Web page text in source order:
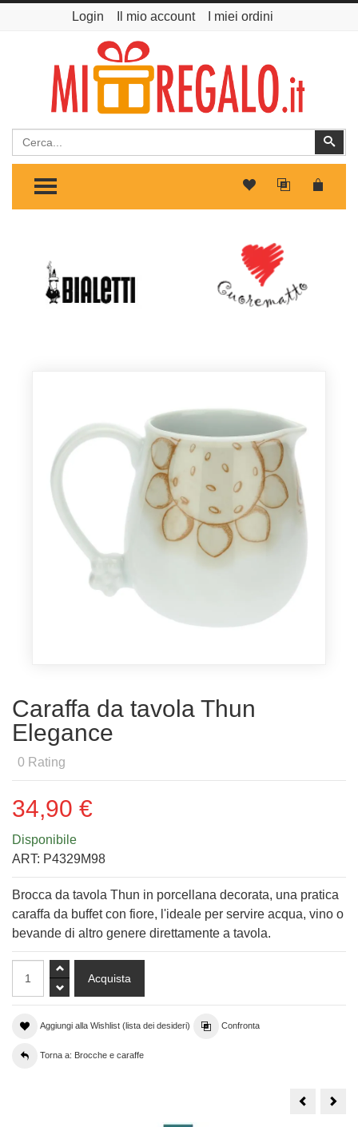
Login Il mio account I miei ordini
Cerca
TOGGLE MENU
Caraffa da tavola Thun
Elegance
0 Rating
34,90 €
Disponibile
ART: P4329M98
Brocca da tavola Thun in porcellana decorata, una pratica
caraffa da buffet con fiore, l'ideale per servire acqua, vino o
bevande di altro genere direttamente a tavola.
Aggiungi alla Wishlist (lista dei desideri) Confronta
Torna a: Brocche e caraffe
Decanter